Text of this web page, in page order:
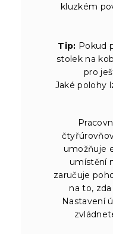
kluzkém
Tip: Pokud
stolek na
pro
Jaké polohy
umožňuje
umístění
zaručuje
na to,
Nastavení